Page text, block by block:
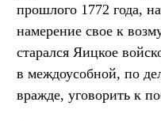
прошлого 1772 года,
намерение свое к
старался Яицкое
в междоусобной, по
вражде, уговорить к